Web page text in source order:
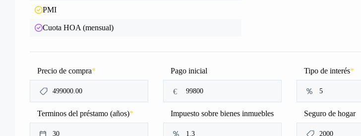
PMI
Cuota HOA (mensual)
Precio de compra* Pago inicial
€
Tipo de interés*
Terminos del préstamo (años)* Impuesto sobre bienes inmuebles Seguro de hogar